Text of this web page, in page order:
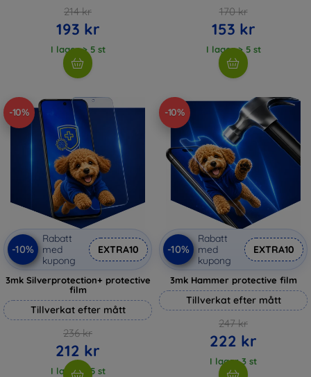
214 kr
193 kr
I lager > 5 st
170 kr
153 kr
I lager > 5 st
-10%
-10%
Rabatt
med
kupong
EXTRA10
3mk Silverprotection+ protective
film
Tillverkat efter mått
236 kr
212 kr
I lager > 5 st
-10%
-10%
Rabatt
med
kupong
EXTRA10
3mk Hammer protective film
Tillverkat efter mått
247 kr
222 kr
I lager 3 st